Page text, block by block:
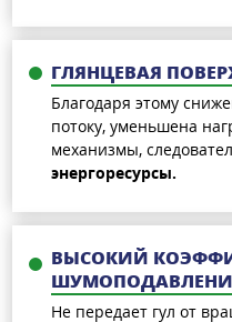
ГЛЯНЦЕВАЯ
Благодаря этому
потоку, уменьшена
механизмы,
энергоресурсы.
ВЫСОКИЙ
Не передает гул от